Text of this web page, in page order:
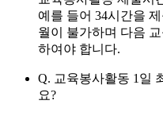
예를 들어 34시간을
월이 불가하며 다음
하여야 합니다.
Q. 교육봉사활동 1일
요?